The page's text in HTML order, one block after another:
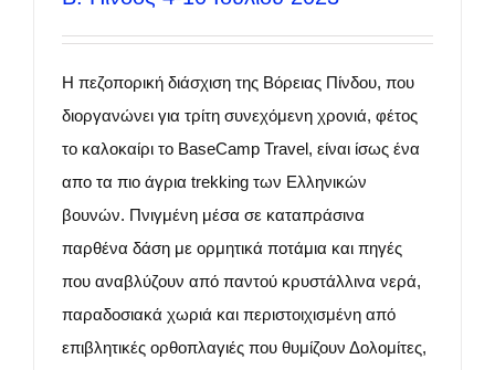
Η πεζοπορική διάσχιση της Βόρειας Πίνδου, που
διοργανώνει για τρίτη συνεχόμενη χρονιά, φέτος
το καλοκαίρι το BaseCamp Travel, είναι ίσως ένα
απο τα πιο άγρια trekking των Ελληνικών
βουνών. Πνιγμένη μέσα σε καταπράσινα
παρθένα δάση με ορμητικά ποτάμια και πηγές
που αναβλύζουν από παντού κρυστάλλινα νερά,
παραδοσιακά χωριά και περιστοιχισμένη από
επιβλητικές ορθοπλαγιές που θυμίζουν Δολομίτες,